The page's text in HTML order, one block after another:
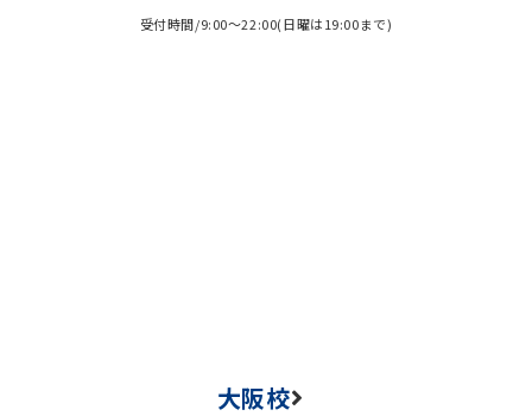
受付時間/9:00～22:00(日曜は19:00まで)
大阪校